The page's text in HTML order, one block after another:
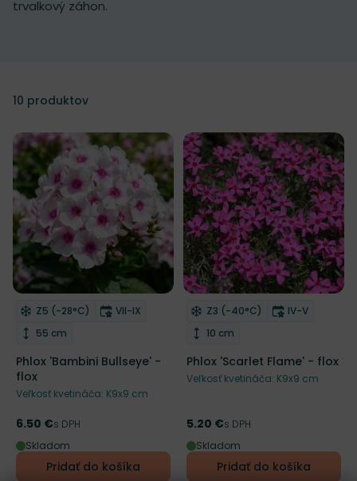
trvalkový záhon.
10 produktov
Odober do zoznamu želaní
Mrazuvzdornosť
Z5 (-28°C) Doba kvitnutia
VII-IX
Výška rastliny
55 cm
Phlox 'Bambini Bullseye' -
flox
Veľkosť kvetináča: K9x9 cm
Cena
6.50 €s DPH
Skladom
Pridať do košíka
Odober do zoznamu želaní
Mrazuvzdornosť
Z3 (-40°C) Doba
IV-V
Výška rastliny
10 cm
Phlox 'Scarlet Flame' - flox
Veľkosť kvetináča: K9x9 cm
Cena
5.20 €s DPH
Skladom
Pridať do košíka